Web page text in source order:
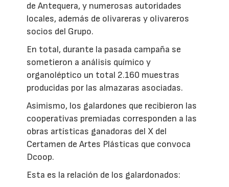
de Antequera, y numerosas autoridades
locales, además de olivareras y olivareros
socios del Grupo.
En total, durante la pasada campaña se
sometieron a análisis químico y
organoléptico un total 2.160 muestras
producidas por las almazaras asociadas.
Asimismo, los galardones que recibieron las
cooperativas premiadas corresponden a las
obras artísticas ganadoras del X del
Certamen de Artes Plásticas que convoca
Dcoop.
Esta es la relación de los galardonados: